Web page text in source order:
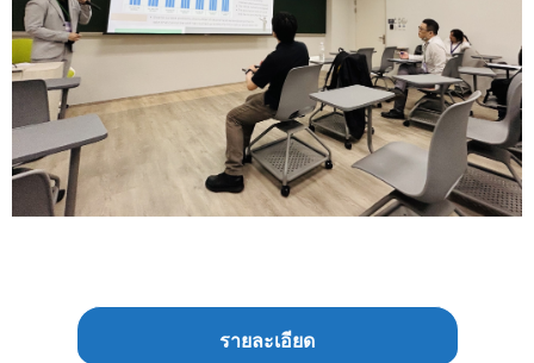
รายละเอียด